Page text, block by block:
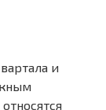
и